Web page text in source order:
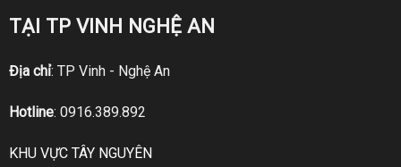
TẠI TP VINH NGHỆ AN
Địa chỉ: TP Vinh - Nghệ An
Hotline: 0916.389.892
KHU VỰC TÂY NGUYÊN